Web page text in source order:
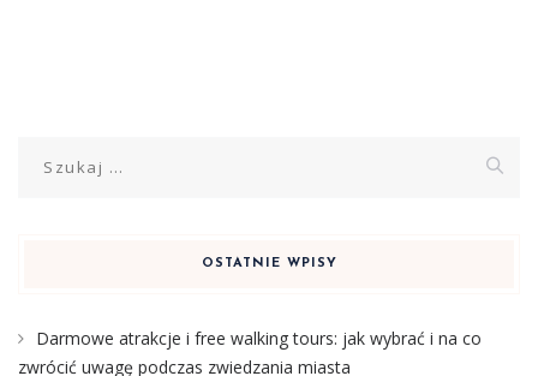
OSTATNIE WPISY
Darmowe atrakcje i free walking tours: jak wybrać i na co
zwrócić uwagę podczas zwiedzania miasta